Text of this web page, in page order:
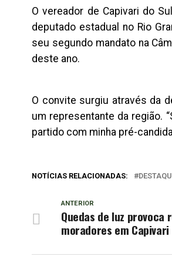
O vereador de Capivari do
deputado estadual no Rio
seu segundo mandato na
deste ano.
O convite surgiu através da
um representante da região.
partido com minha pré-
NOTÍCIAS RELACIONADAS:
ANTERIOR
Quedas de luz provoca
moradores em Capivari